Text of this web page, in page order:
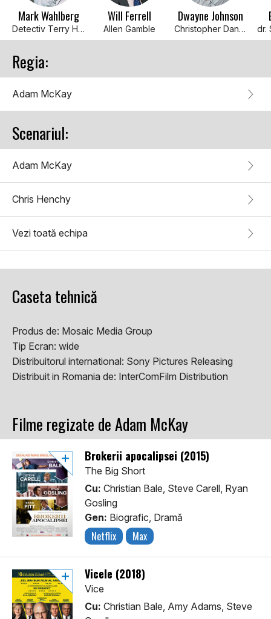
Mark Wahlberg
Detectiv Terry Hoitz
Will Ferrell
Allen Gamble
Dwayne Johnson
Christopher Danson dr.
Regia:
Adam McKay
Scenariul:
Adam McKay
Chris Henchy
Vezi toată echipa
Caseta tehnică
Produs de: Mosaic Media Group
Tip Ecran: wide
Distribuitorul international: Sony Pictures Releasing
Distribuit in Romania de: InterComFilm Distribution
Filme regizate de Adam McKay
Brokerii apocalipsei (2015)
The Big Short
Cu: Christian Bale, Steve Carell, Ryan
Gosling
Gen: Biografic, Dramă
Netflix Max
Vicele (2018)
Vice
Cu: Christian Bale, Amy Adams, Steve